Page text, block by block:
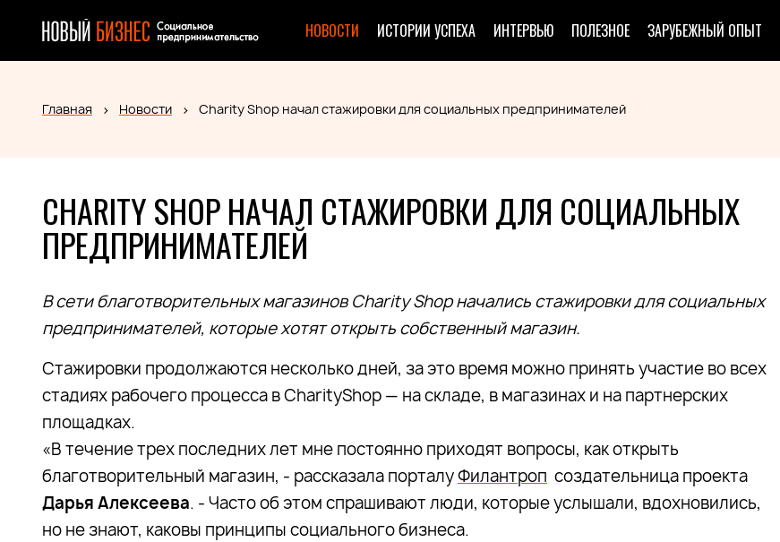
НОВОСТИ ИСТОРИИ УСПЕХА ИНТЕРВЬЮ ПОЛЕЗНОЕ ЗАРУБЕЖНЫЙ ОПЫТ
Главная Новости Charity Shop начал стажировки для социальных предпринимателей
CHARITY SHOP НАЧАЛ СТАЖИРОВКИ ДЛЯ СОЦИАЛЬНЫХ
ПРЕДПРИНИМАТЕЛЕЙ
В сети благотворительных магазинов Charity Shop начались стажировки для социальных
предпринимателей, которые хотят открыть собственный магазин.
Стажировки продолжаются несколько дней, за это время можно принять участие во всех
стадиях рабочего процесса в CharityShop — на складе, в магазинах и на партнерских
площадках.
«В течение трех последних лет мне постоянно приходят вопросы, как открыть
благотворительный магазин, - рассказала порталуФилантроп создательница проекта
Дарья Алексеева. - Часто об этом спрашивают люди, которые услышали, вдохновились,
но не знают, каковы принципы социального бизнеса.